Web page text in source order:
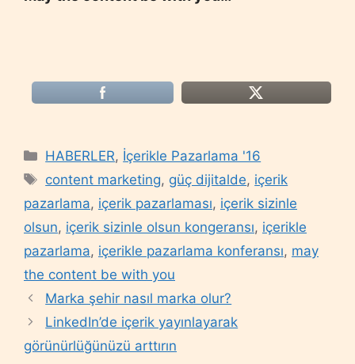
Categories
HABERLER, İçerikle Pazarlama '16
Tags
content marketing, güç dijitalde, içerik
pazarlama, içerik pazarlaması, içerik sizinle
olsun, içerik sizinle olsun kongeransı, içerikle
pazarlama, içerikle pazarlama konferansı, may
the content be with you
Marka şehir nasıl marka olur?
LinkedIn’de içerik yayınlayarak
görünürlüğünüzü arttırın